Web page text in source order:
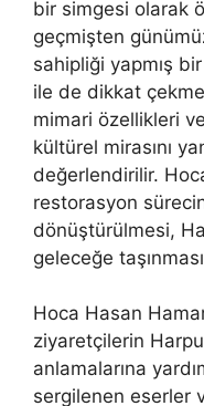
bir simgesi olarak
geçmişten
sahipliği yapmış
ile de dikkat
mimari özellikleri
kültürel mirasını
değerlendirilir.
restorasyon
dönüştürülmesi,
geleceğe
Hoca Hasan
ziyaretçilerin
anlamalarına
sergilenen eserler